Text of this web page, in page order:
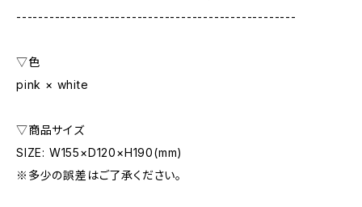
---------------------------------------------------
▽色
pink × white
▽商品サイズ
SIZE: W155×D120×H190(mm)
※多少の誤差はご了承ください。